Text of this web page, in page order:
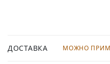
ДОСТАВКА МОЖНО